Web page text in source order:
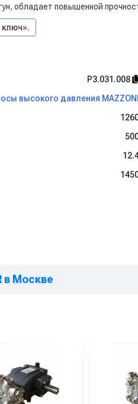
обладает повышенной
ключ».
P3.031.008
высокого давления MAZZONI
в Москве